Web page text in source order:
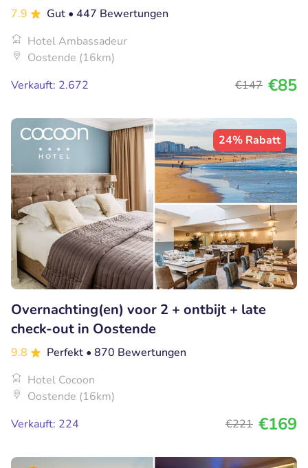
7.9 Gut • 447 Bewertungen
Hotel Ambassadeur
Oostende (16km)
Verkauft: 2.672
€147 €85
24% Rabatt
Overnachting(en) voor 2 + ontbijt + late
check-out in Oostende
9.8 Perfekt • 870 Bewertungen
Hotel Cocoon
Oostende (16km)
Verkauft: 224
€221 €169